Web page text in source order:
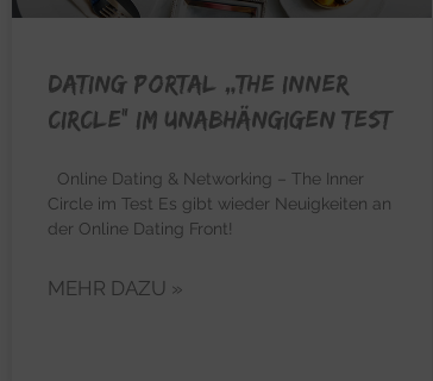
Dating Portal „The Inner
Circle“ im unabhängigen Test
Online Dating & Networking – The Inner
Circle im Test Es gibt wieder Neuigkeiten an
der Online Dating Front!
MEHR DAZU »